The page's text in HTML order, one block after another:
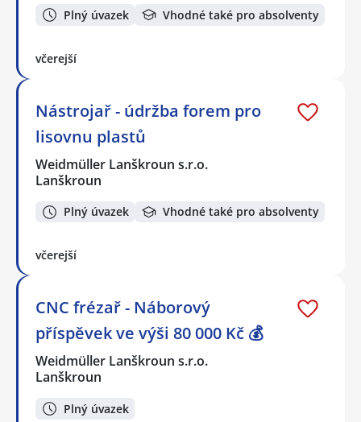
Plný úvazek Vhodné také pro absolventy
včerejší
Nástrojař - údržba forem pro
lisovnu plastů
Weidmüller Lanškroun s.r.o.
Lanškroun
Plný úvazek Vhodné také pro absolventy
včerejší
CNC frézař - Náborový
příspěvek ve výši 80 000 Kč 💰
Weidmüller Lanškroun s.r.o.
Lanškroun
Plný úvazek